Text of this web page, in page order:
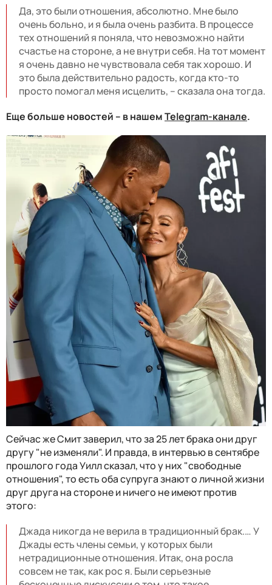
Да, это были отношения, абсолютно. Мне было
очень больно, и я была очень разбита. В процессе
тех отношений я поняла, что невозможно найти
счастье на стороне, а не внутри себя. На тот момент
я очень давно не чувствовала себя так хорошо. И
это была действительно радость, когда кто-то
просто помогал меня исцелить, – сказала она тогда.
Еще больше новостей – в нашемTelegram-канале.
Сейчас же Смит заверил, что за 25 лет брака они друг
другу "не изменяли". И правда, в интервью в сентябре
прошлого года Уилл сказал, что у них "свободные
отношения", то есть оба супруга знают о личной жизни
друг друга на стороне и ничего не имеют против
этого:
Джада никогда не верила в традиционный брак.… У
Джады есть члены семьи, у которых были
нетрадиционные отношения. Итак, она росла
совсем не так, как рос я. Были серьезные